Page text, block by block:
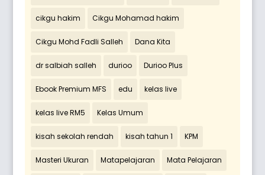
cikgu hakim Cikgu Mohamad hakim
Cikgu Mohd Fadli Salleh Dana Kita
dr salbiah salleh durioo Durioo Plus
Ebook Premium MFS edu kelas live
kelas live RM5 Kelas Umum
kisah sekolah rendah kisah tahun 1 KPM
Masteri Ukuran Matapelajaran Mata Pelajaran